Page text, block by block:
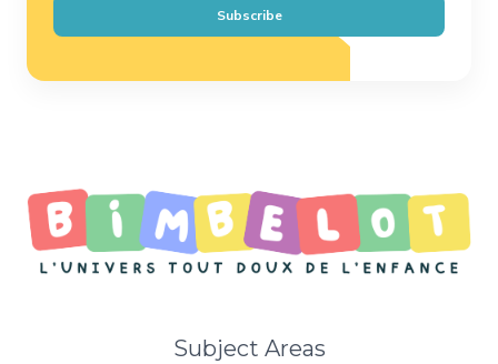
l
Subscribe
Subject Areas